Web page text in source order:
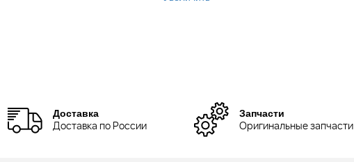
Доставка
Доставка по России
Запчасти
Оригинальные запчасти